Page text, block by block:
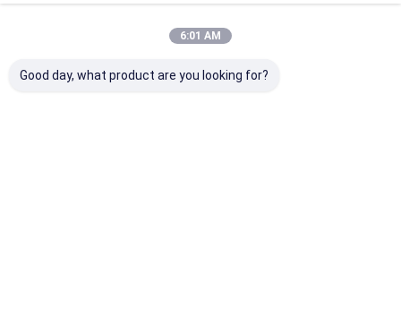
HUBEI CHENGLI SPECIAL AUTOMOBILE CO,.LTD. All Rights
Reserved.
6:01 AM
Good day, what product are you looking for?